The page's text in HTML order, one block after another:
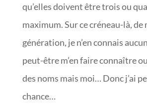
qu’elles doivent être trois ou
maximum. Sur ce créneau-là, de
génération, je n’en connais
peut-être m’en faire connaître
des noms mais moi… Donc j’ai
chance…